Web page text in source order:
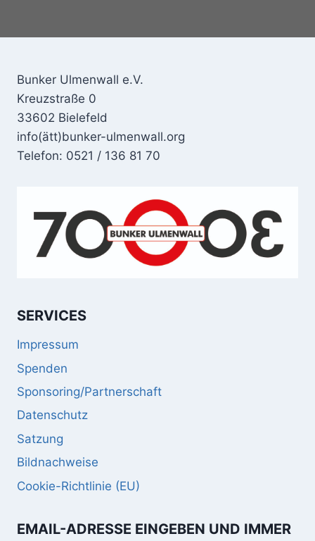
Bunker Ulmenwall e.V.
Kreuzstraße 0
33602 Bielefeld
info(ätt)bunker-ulmenwall.org
Telefon: 0521 / 136 81 70
SERVICES
Impressum
Spenden
Sponsoring/Partnerschaft
Datenschutz
Satzung
Bildnachweise
Cookie-Richtlinie (EU)
EMAIL-ADRESSE EINGEBEN UND IMMER